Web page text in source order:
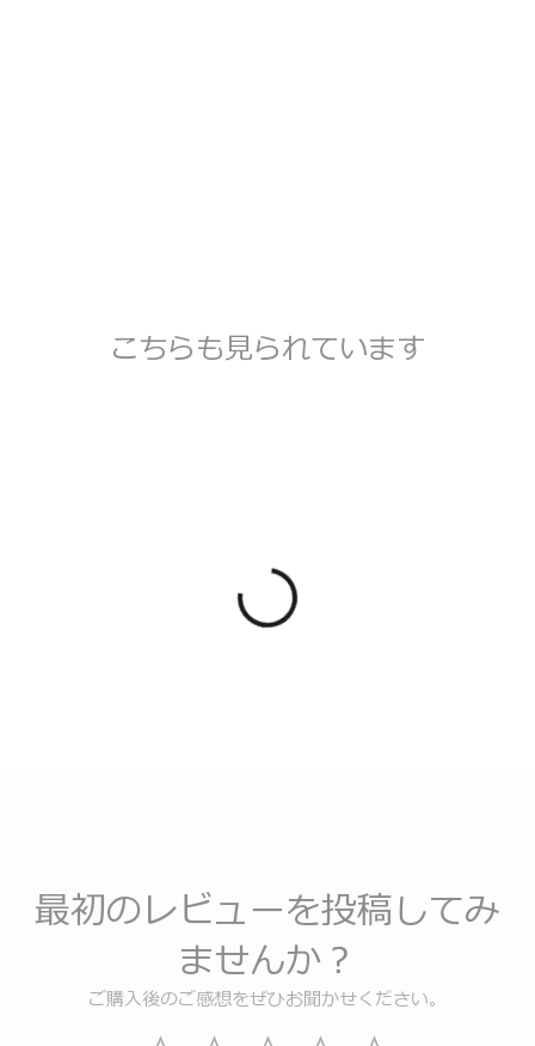
こちらも見られています
最初のレビューを投稿してみ
ませんか？
ご購入後のご感想をぜひお聞かせください。